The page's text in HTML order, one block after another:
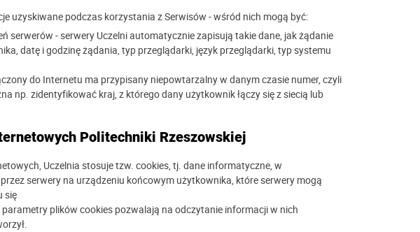
uzyskiwane podczas korzystania z Serwisów - wśród nich mogą być:
serwerów - serwery Uczelni automatycznie zapisują takie dane, jak żądanie
datę i godzinę żądania, typ przeglądarki, język przeglądarki, typ systemu
do Internetu ma przypisany niepowtarzalny w danym czasie numer, czyli
np. zidentyfikować kraj, z którego dany użytkownik łączy się z siecią lub
Politechniki Rzeszowskiej
Uczelnia stosuje tzw. cookies, tj. dane informatyczne, w
serwery na urządzeniu końcowym użytkownika, które serwery mogą
się
plików cookies pozwalają na odczytanie informacji w nich